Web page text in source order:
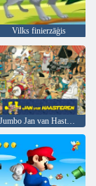
Vilks finierzāģis
Jumbo Jan van Hasteren